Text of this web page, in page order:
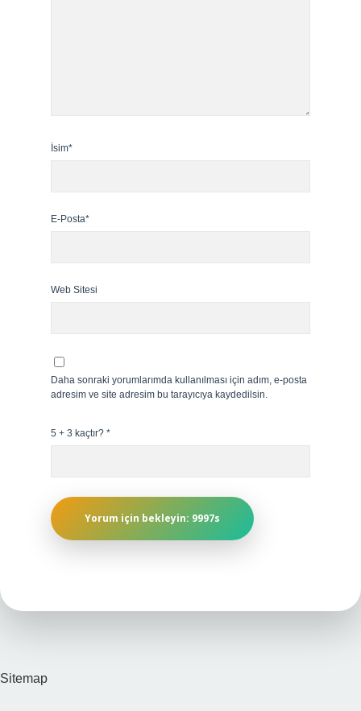
İsim*
E-Posta*
Web Sitesi
Daha sonraki yorumlarımda kullanılması için adım, e-posta
adresim ve site adresim bu tarayıcıya kaydedilsin.
5 + 3 kaçtır? *
Sitemap